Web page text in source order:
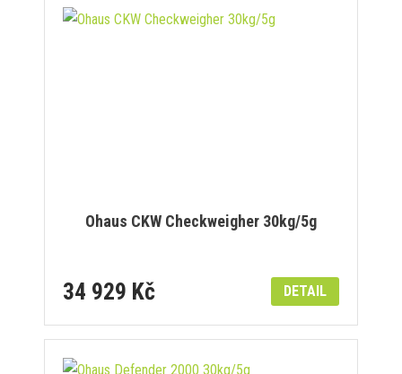
Ohaus CKW Checkweigher 30kg/5g
34 929 Kč DETAIL